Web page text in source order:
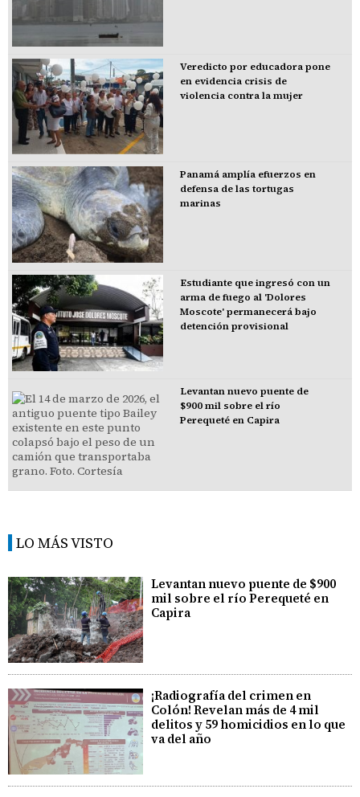
Veredicto por educadora pone
en evidencia crisis de
violencia contra la mujer
Panamá amplía efuerzos en
defensa de las tortugas
marinas
Estudiante que ingresó con un
arma de fuego al 'Dolores
Moscote' permanecerá bajo
detención provisional
Levantan nuevo puente de
$900 mil sobre el río
Perequeté en Capira
LO MÁS VISTO
Levantan nuevo puente de $900
mil sobre el río Perequeté en
Capira
¡Radiografía del crimen en
Colón! Revelan más de 4 mil
delitos y 59 homicidios en lo que
va del año